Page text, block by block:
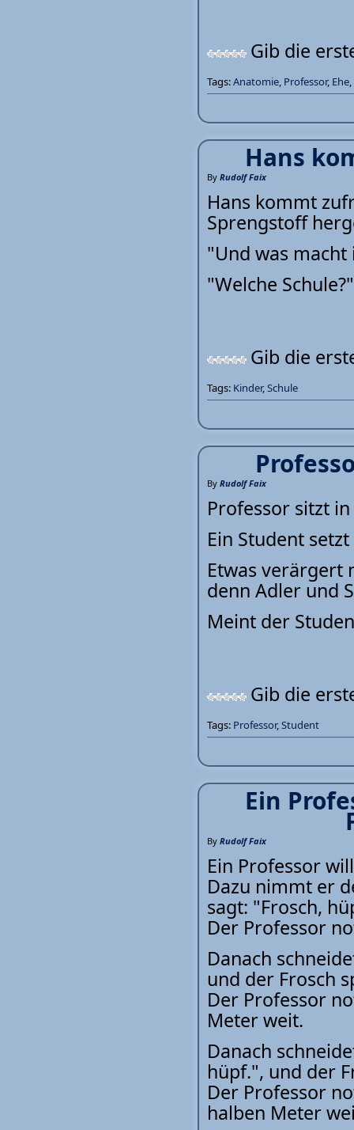
Gib die
Tags:Anatomie, Professor, Ehe,
Hans
By Rudolf Faix
Hans kommt
Sprengstoff
"Und was
"Welche Schule?"
Gib die
Tags: Kinder,Schule
By Rudolf Faix
Professor sitzt
Ein Student
Etwas verärgert
denn Adler und
Meint der
Gib die
Tags: Professor,Student
Ein
By Rudolf Faix
Ein Professor
Dazu nimmt er
sagt: "Frosch,
Der Professor
Danach
und der Frosch
Der Professor
Meter weit.
Danach
hüpf.", und der
Der Professor
halben Meter